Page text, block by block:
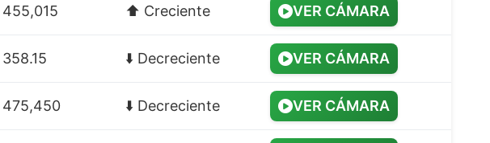
⬆️ Creciente VER CÁMARA
⬇️ Decreciente VER CÁMARA
⬇️ Decreciente VER CÁMARA